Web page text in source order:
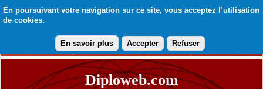
En poursuivant votre navigation sur ce site, vous acceptez l’utilisation
de cookies.
En savoir plus Accepter Refuser
Diploweb.com